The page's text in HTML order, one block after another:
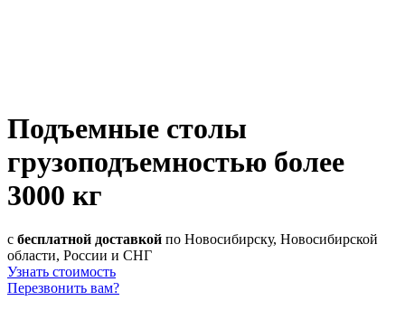
Подъемные столы
грузоподъемностью более
3000 кг
с бесплатной доставкой по Новосибирску, Новосибирской
области, России и СНГ
Узнать стоимость
Перезвонить вам?